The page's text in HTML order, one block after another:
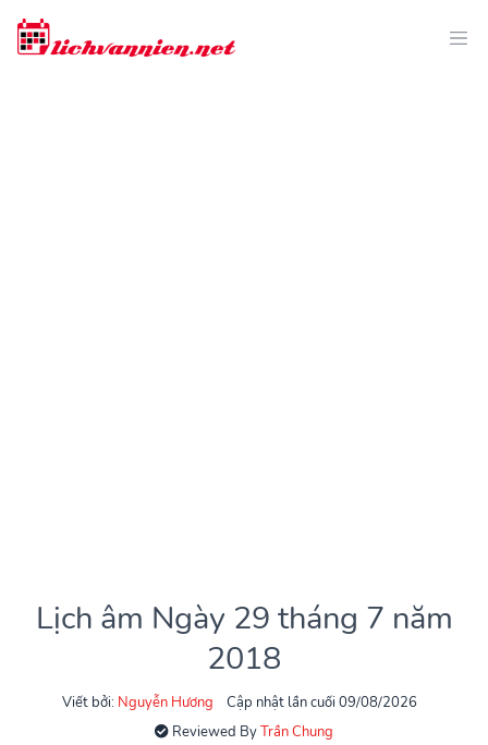
Lịch âm Ngày 29 tháng 7 năm
2018
Viết bởi: Nguyễn Hương
Cập nhật lần cuối 09/08/2026
Reviewed ByTrần Chung